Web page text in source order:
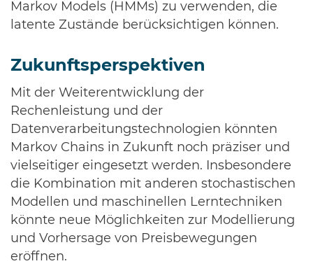
Markov Models (HMMs) zu verwenden, die
latente Zustände berücksichtigen können.
Zukunftsperspektiven
Mit der Weiterentwicklung der
Rechenleistung und der
Datenverarbeitungstechnologien könnten
Markov Chains in Zukunft noch präziser und
vielseitiger eingesetzt werden. Insbesondere
die Kombination mit anderen stochastischen
Modellen und maschinellen Lerntechniken
könnte neue Möglichkeiten zur Modellierung
und Vorhersage von Preisbewegungen
eröffnen.